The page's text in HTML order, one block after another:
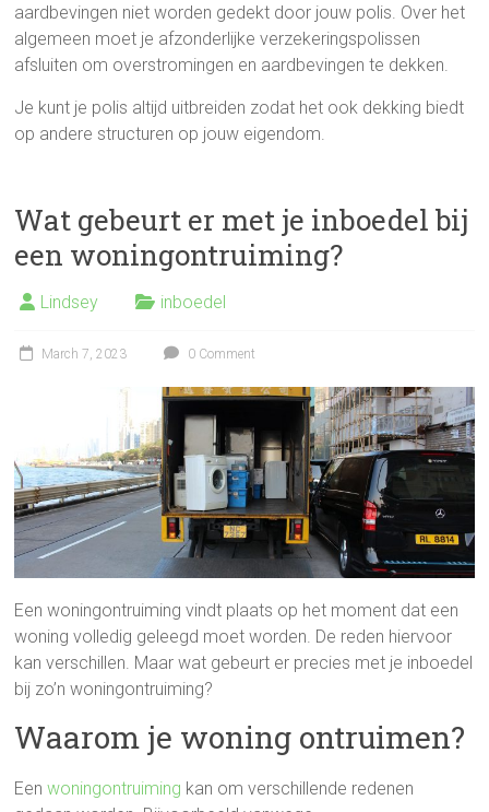
aardbevingen niet worden gedekt door jouw polis. Over het
algemeen moet je afzonderlijke verzekeringspolissen
afsluiten om overstromingen en aardbevingen te dekken.
Je kunt je polis altijd uitbreiden zodat het ook dekking biedt
op andere structuren op jouw eigendom.
Wat gebeurt er met je inboedel bij
een woningontruiming?
Lindsey inboedel
March 7, 2023 0 Comment
Een woningontruiming vindt plaats op het moment dat een
woning volledig geleegd moet worden. De reden hiervoor
kan verschillen. Maar wat gebeurt er precies met je inboedel
bij zo’n woningontruiming?
Waarom je woning ontruimen?
Eenwoningontruiming kan om verschillende redenen